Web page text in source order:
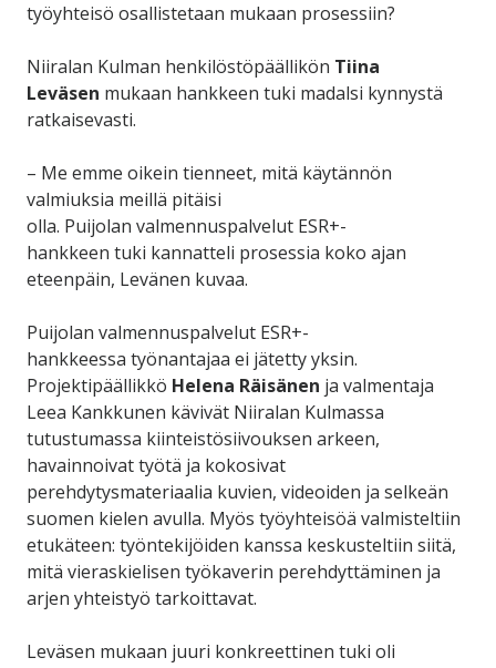
työyhteisö osallistetaan mukaan prosessiin?
Niiralan Kulman henkilöstöpäällikön Tiina
Leväsen mukaan hankkeen tuki madalsi kynnystä
ratkaisevasti.
– Me emme oikein tienneet, mitä käytännön
valmiuksia meillä pitäisi
olla. Puijolan valmennuspalvelut ESR+-
hankkeen tuki kannatteli prosessia koko ajan
eteenpäin, Levänen kuvaa.
Puijolan valmennuspalvelut ESR+-
hankkeessa työnantajaa ei jätetty yksin.
Projektipäällikkö Helena Räisänen ja valmentaja
Leea Kankkunen kävivät Niiralan Kulmassa
tutustumassa kiinteistösiivouksen arkeen,
havainnoivat työtä ja kokosivat
perehdytysmateriaalia kuvien, videoiden ja selkeän
suomen kielen avulla. Myös työyhteisöä valmisteltiin
etukäteen: työntekijöiden kanssa keskusteltiin siitä,
mitä vieraskielisen työkaverin perehdyttäminen ja
arjen yhteistyö tarkoittavat.
Leväsen mukaan juuri konkreettinen tuki oli